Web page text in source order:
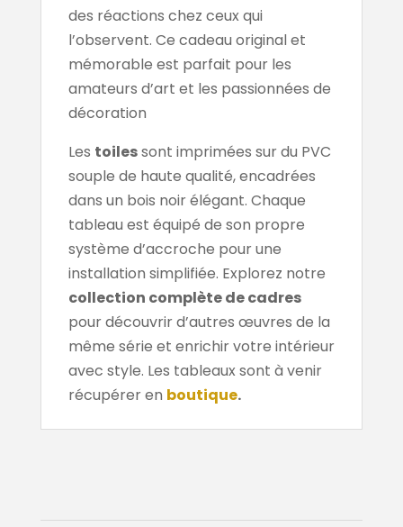
des réactions chez ceux qui
l’observent. Ce cadeau original et
mémorable est parfait pour les
amateurs d’art et les passionnées de
décoration
Les toilessont imprimées sur du PVC
souple de haute qualité, encadrées
dans un bois noir élégant. Chaque
tableau est équipé de son propre
système d’accroche pour une
installation simplifiée. Explorez notre
collection complète de cadres
pour découvrir d’autres œuvres de la
même série et enrichir votre intérieur
avec style. Les tableaux sont à venir
récupérer en boutique.